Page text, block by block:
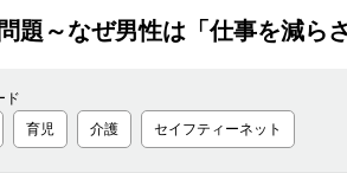
題～なぜ男性は「仕事を減ら
ド
育児 介護 セイフティーネット